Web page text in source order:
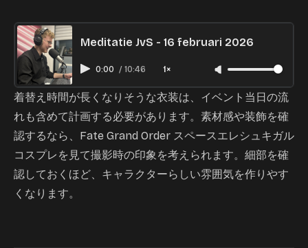
Meditatie JvS - 16 februari 2026
0:00 / 10:46 1×
着替え時間が長くなりそうな衣装は、イベント当日の流
れも含めて計画する必要があります。素材感や装飾を確
認するなら、 Fate Grand Order スペースエレシュキガル
コスプレ を見て撮影時の印象を考えられます。細部を確
認しておくほど、キャラクターらしい雰囲気を作りやす
くなります。